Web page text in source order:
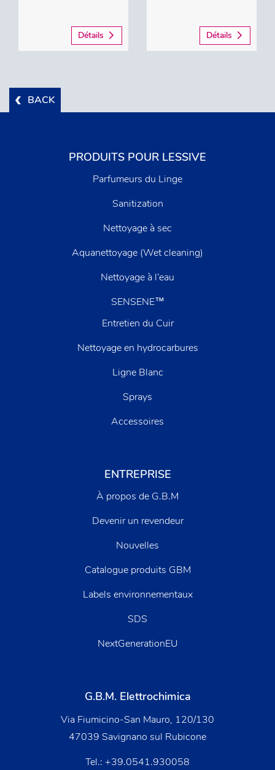
Détails Détails
BACK
PRODUITS POUR LESSIVE
Parfumeurs du Linge
Sanitization
Nettoyage à sec
Aquanettoyage (Wet cleaning)
Nettoyage à l’eau
SENSENE™
Entretien du Cuir
Nettoyage en hydrocarbures
Ligne Blanc
Sprays
Accessoires
ENTREPRISE
À propos de G.B.M
Devenir un revendeur
Nouvelles
Catalogue produits GBM
Labels environnementaux
SDS
NextGenerationEU
G.B.M. Elettrochimica
Via Fiumicino-San Mauro, 120/130
47039 Savignano sul Rubicone
Tel.: +39.0541.930058